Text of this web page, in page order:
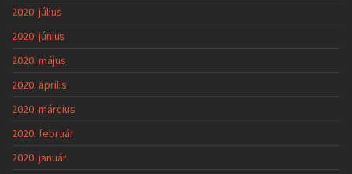
2020. július
2020. június
2020. május
2020. április
2020. március
2020. február
2020. január